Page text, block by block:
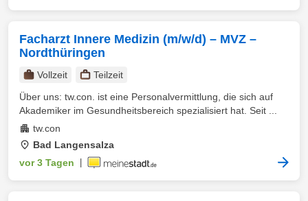
Facharzt Innere Medizin (m/w/d) – MVZ –
Nordthüringen
Vollzeit
Teilzeit
Über uns: tw.con. ist eine Personalvermittlung, die sich auf
Akademiker im Gesundheitsbereich spezialisiert hat. Seit ...
tw.con
Bad Langensalza
vor 3 Tagen